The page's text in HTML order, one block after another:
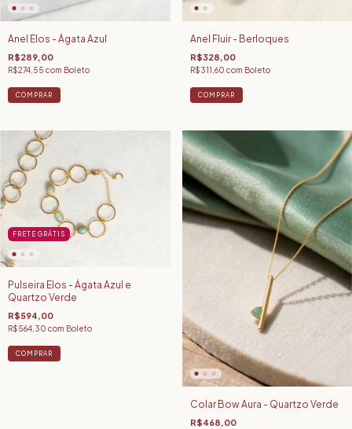
Anel Elos - Ágata Azul
R$289,00
R$274,55 com Boleto
COMPRAR
Anel Fluir - Berloques
R$328,00
R$311,60 com Boleto
COMPRAR
FRETE GRÁTIS
Pulseira Elos - Ágata Azul e
Quartzo Verde
R$594,00
R$564,30 com Boleto
COMPRAR
Colar Bow Aura - Quartzo Verde
R$468,00